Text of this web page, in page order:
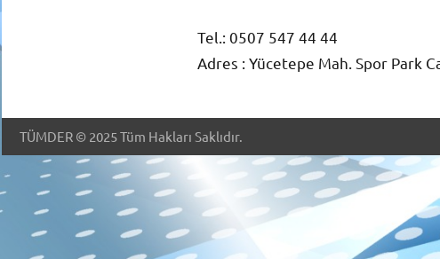
Tel.: 0507 547 44 44
Adres : Yücetepe Mah. Spor Park
TÜMDER © 2025 Tüm Hakları Saklıdır.